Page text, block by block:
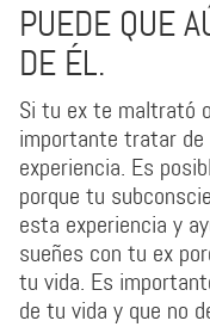
PUEDE QUE
DE ÉL.
Si tu ex te maltrató
importante tratar de
experiencia. Es
porque tu
esta experiencia y
sueñes con tu ex
tu vida. Es
de tu vida y que no